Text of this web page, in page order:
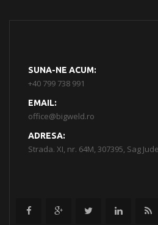
SUNA-NE ACUM:
+40 799 738 991
EMAIL:
office@bigweld.ro
ADRESA:
Strada. XI, nr. 64M, 307395, Sag